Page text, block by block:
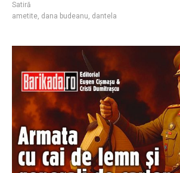
Satiră
ametite, dana budeanu, dantela